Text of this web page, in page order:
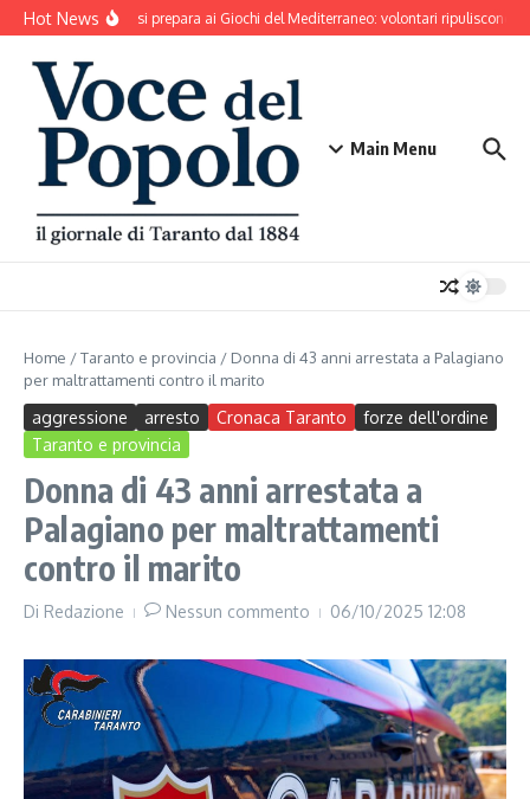
Salta al contenuto
Hot NewsTaranto si prepara ai Giochi del Mediterraneo: volontari ripuliscono
Main Menu
Home /Taranto e provincia / Donna di 43 anni arrestata a Palagiano
per maltrattamenti contro il marito
aggressione arresto Cronaca Taranto
forze dell'ordine
Taranto e provincia
Donna di 43 anni arrestata a
Palagiano per maltrattamenti
contro il marito
Di Redazione Nessun commento 06/10/2025 12:08